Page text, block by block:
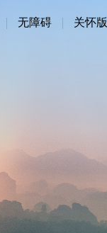
无障碍 关怀版